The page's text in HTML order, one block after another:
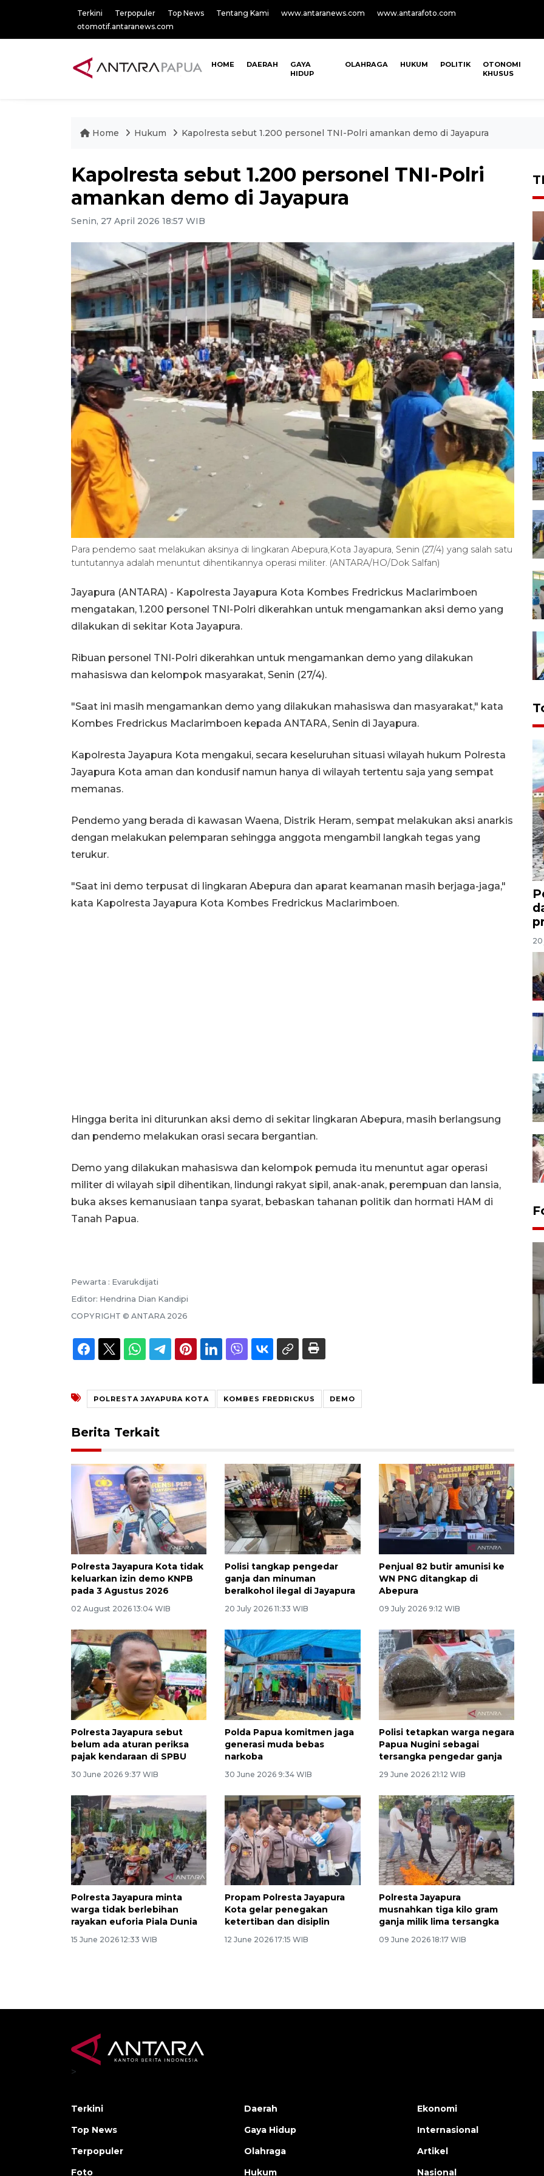
Terkini Terpopuler Top News Tentang Kami www.antaranews.com
www.antarafoto.com
otomotif.antaranews.com
HOME DAERAH
GAYA
HIDUP
OLAHRAGA HUKUM POLITIK
OTONOMI
KHUSUS
Home Hukum Kapolresta sebut 1.200 personel TNI-Polri amankan demo di Jayapura
Kapolresta sebut 1.200 personel TNI-Polri
amankan demo di Jayapura
Senin, 27 April 2026 18:57 WIB
Para pendemo saat melakukan aksinya di lingkaran Abepura,Kota Jayapura, Senin (27/4) yang salah satu
tuntutannya adalah menuntut dihentikannya operasi militer. (ANTARA/HO/Dok Salfan)
Jayapura (ANTARA) - Kapolresta Jayapura Kota Kombes Fredrickus Maclarimboen
mengatakan, 1.200 personel TNI-Polri dikerahkan untuk mengamankan aksi demo yang
dilakukan di sekitar Kota Jayapura.
Ribuan personel TNI-Polri dikerahkan untuk mengamankan demo yang dilakukan
mahasiswa dan kelompok masyarakat, Senin (27/4).
"Saat ini masih mengamankan demo yang dilakukan mahasiswa dan masyarakat," kata
Kombes Fredrickus Maclarimboen kepada ANTARA, Senin di Jayapura.
Kapolresta Jayapura Kota mengakui, secara keseluruhan situasi wilayah hukum Polresta
Jayapura Kota aman dan kondusif namun hanya di wilayah tertentu saja yang sempat
memanas.
Pendemo yang berada di kawasan Waena, Distrik Heram, sempat melakukan aksi anarkis
dengan melakukan pelemparan sehingga anggota mengambil langkah tegas yang
terukur.
"Saat ini demo terpusat di lingkaran Abepura dan aparat keamanan masih berjaga-jaga,"
kata Kapolresta Jayapura Kota Kombes Fredrickus Maclarimboen.
Hingga berita ini diturunkan aksi demo di sekitar lingkaran Abepura, masih berlangsung
dan pendemo melakukan orasi secara bergantian.
Demo yang dilakukan mahasiswa dan kelompok pemuda itu menuntut agar operasi
militer di wilayah sipil dihentikan, lindungi rakyat sipil, anak-anak, perempuan dan lansia,
buka akses kemanusiaan tanpa syarat, bebaskan tahanan politik dan hormati HAM di
Tanah Papua.
Pewarta : Evarukdijati
Editor: Hendrina Dian Kandipi
COPYRIGHT © ANTARA 2026
POLRESTA JAYAPURA KOTA KOMBES FREDRICKUS DEMO
Berita Terkait
Polresta Jayapura Kota tidak
keluarkan izin demo KNPB
pada 3 Agustus 2026
02 August 2026 13:04 WIB
Polisi tangkap pengedar
ganja dan minuman
beralkohol ilegal di Jayapura
20 July 2026 11:33 WIB
Penjual 82 butir amunisi ke
WN PNG ditangkap di
Abepura
09 July 2026 9:12 WIB
Polresta Jayapura sebut
belum ada aturan periksa
pajak kendaraan di SPBU
30 June 2026 9:37 WIB
Polda Papua komitmen jaga
generasi muda bebas
narkoba
30 June 2026 9:34 WIB
Polisi tetapkan warga negara
Papua Nugini sebagai
tersangka pengedar ganja
29 June 2026 21:12 WIB
Polresta Jayapura minta
warga tidak berlebihan
rayakan euforia Piala Dunia
15 June 2026 12:33 WIB
Propam Polresta Jayapura
Kota gelar penegakan
ketertiban dan disiplin
12 June 2026 17:15 WIB
Polresta Jayapura
musnahkan tiga kilo gram
ganja milik lima tersangka
09 June 2026 18:17 WIB
20
>
Terkini
Top News
Terpopuler
Foto
Daerah
Gaya Hidup
Olahraga
Hukum
Ekonomi
Internasional
Artikel
Nasional